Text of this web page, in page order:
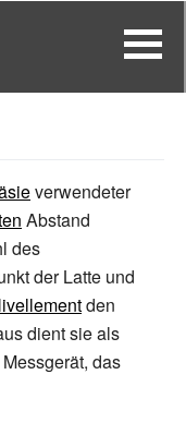
verwendeter
Abstand
des
der Latte und
den
dient sie als
Messgerät, das